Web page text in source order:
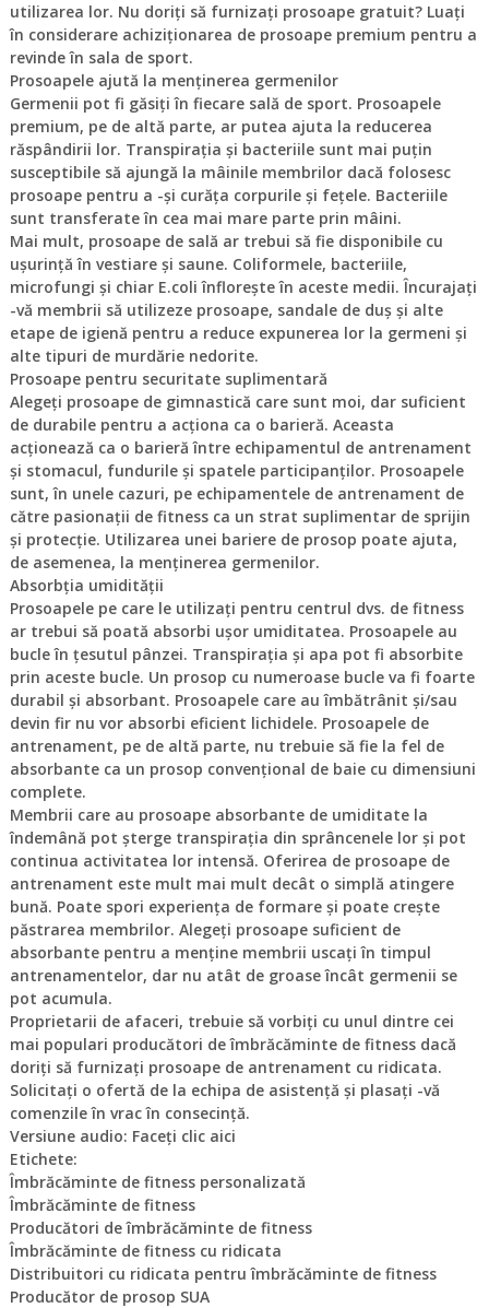
utilizarea lor. Nu doriți să furnizați prosoape gratuit? Luați
în considerare achiziționarea de prosoape premium pentru a
revinde în sala de sport.
Prosoapele ajută la menținerea germenilor
Germenii pot fi găsiți în fiecare sală de sport. Prosoapele
premium, pe de altă parte, ar putea ajuta la reducerea
răspândirii lor. Transpirația și bacteriile sunt mai puțin
susceptibile să ajungă la mâinile membrilor dacă folosesc
prosoape pentru a -și curăța corpurile și fețele. Bacteriile
sunt transferate în cea mai mare parte prin mâini.
Mai mult, prosoape de sală ar trebui să fie disponibile cu
ușurință în vestiare și saune. Coliformele, bacteriile,
microfungi și chiar E.coli înflorește în aceste medii. Încurajați
-vă membrii să utilizeze prosoape, sandale de duș și alte
etape de igienă pentru a reduce expunerea lor la germeni și
alte tipuri de murdărie nedorite.
Prosoape pentru securitate suplimentară
Alegeți prosoape de gimnastică care sunt moi, dar suficient
de durabile pentru a acționa ca o barieră. Aceasta
acționează ca o barieră între echipamentul de antrenament
și stomacul, fundurile și spatele participanților. Prosoapele
sunt, în unele cazuri, pe echipamentele de antrenament de
către pasionații de fitness ca un strat suplimentar de sprijin
și protecție. Utilizarea unei bariere de prosop poate ajuta,
de asemenea, la menținerea germenilor.
Absorbția umidității
Prosoapele pe care le utilizați pentru centrul dvs. de fitness
ar trebui să poată absorbi ușor umiditatea. Prosoapele au
bucle în țesutul pânzei. Transpirația și apa pot fi absorbite
prin aceste bucle. Un prosop cu numeroase bucle va fi foarte
durabil și absorbant. Prosoapele care au îmbătrânit și/sau
devin fir nu vor absorbi eficient lichidele. Prosoapele de
antrenament, pe de altă parte, nu trebuie să fie la fel de
absorbante ca un prosop convențional de baie cu dimensiuni
complete.
Membrii care au prosoape absorbante de umiditate la
îndemână pot șterge transpirația din sprâncenele lor și pot
continua activitatea lor intensă. Oferirea de prosoape de
antrenament este mult mai mult decât o simplă atingere
bună. Poate spori experiența de formare și poate crește
păstrarea membrilor. Alegeți prosoape suficient de
absorbante pentru a menține membrii uscați în timpul
antrenamentelor, dar nu atât de groase încât germenii se
pot acumula.
Proprietarii de afaceri, trebuie să vorbiți cu unul dintre cei
mai populari producători de îmbrăcăminte de fitness dacă
doriți să furnizați prosoape de antrenament cu ridicata.
Solicitați o ofertă de la echipa de asistență și plasați -vă
comenzile în vrac în consecință.
Versiune audio: Faceți clic aici
Etichete:
Îmbrăcăminte de fitness personalizată
Îmbrăcăminte de fitness
Producători de îmbrăcăminte de fitness
Îmbrăcăminte de fitness cu ridicata
Distribuitori cu ridicata pentru îmbrăcăminte de fitness
Producător de prosop SUA